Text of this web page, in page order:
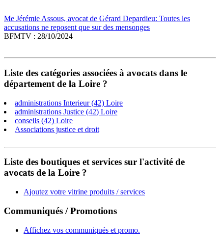
Me Jérémie Assous, avocat de Gérard Depardieu: Toutes les
accusations ne reposent que sur des mensonges
BFMTV : 28/10/2024
Liste des catégories associées à avocats dans le
département de la Loire ?
administrations Interieur (42) Loire
administrations Justice (42) Loire
conseils (42) Loire
Associations justice et droit
Liste des boutiques et services sur l'activité de
avocats de la Loire ?
Ajoutez votre vitrine produits / services
Communiqués / Promotions
Affichez vos communiqués et promo.